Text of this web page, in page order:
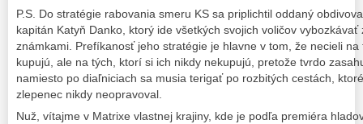
P.S. Do stratégie rabovania smeru KS sa priplichtil oddaný
kapitán Katyň Danko, ktorý ide všetkých svojich voličov
známkami. Prefíkanosť jeho stratégie je hlavne v tom, že necieli
kupujú, ale na tých, ktorí si ich nikdy nekupujú, pretože tvrdo
namiesto po diaľniciach sa musia terigať po rozbitých cestách,
zlepenec nikdy neopravoval.
Nuž, vítajme v Matrixe vlastnej krajiny, kde je podľa premiéra